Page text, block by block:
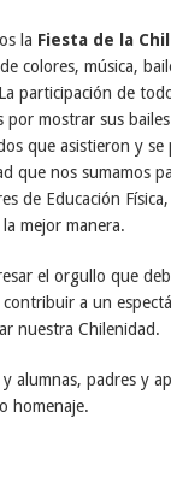
la Fiesta de la
colores, música,
participación de
por mostrar sus
que asistieron y
que nos sumamos
de Educación
mejor manera.
el orgullo que
a un
nuestra Chilenidad.
y alumnas, padres y
homenaje.